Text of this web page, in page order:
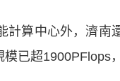
算中心外，濟南
已超1900PFlops